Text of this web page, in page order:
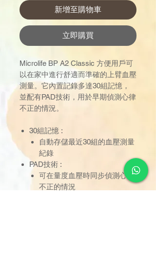
新增至購物車
立即購買
Microlife BP A2 Classic 方便用戶可
以在家中進行舒適而準確的上臂血壓
測量。它內置記錄多達30組記憶，
並配有PAD技術，用於早期偵測心律
不正的情況。
30組記憶 :
自動存儲最近30組的血壓測量
紀錄
PAD技術 :
可在量度血壓時同步偵測心律
不正的情況